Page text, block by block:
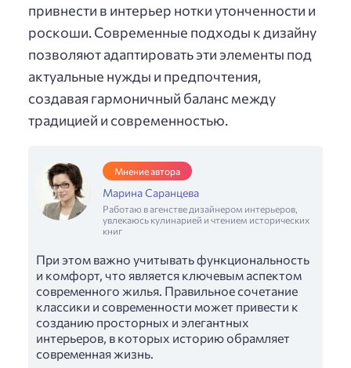
привнести в интерьер нотки утонченности и
роскоши. Современные подходы к дизайну
позволяют адаптировать эти элементы под
актуальные нужды и предпочтения,
создавая гармоничный баланс между
традицией и современностью.
Мнение автора
Марина Саранцева
Работаю в агенстве дизайнером интерьеров,
увлекаюсь кулинарией и чтением исторических
книг
При этом важно учитывать функциональность
и комфорт, что является ключевым аспектом
современного жилья. Правильное сочетание
классики и современности может привести к
созданию просторных и элегантных
интерьеров, в которых историю обрамляет
современная жизнь.